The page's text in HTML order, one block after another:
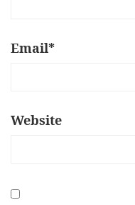
Email*
Website